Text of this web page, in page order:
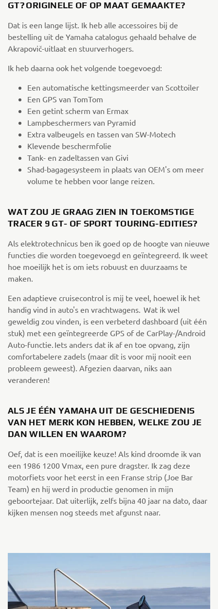
GT? ORIGINELE OF OP MAAT GEMAAKTE?
Dat is een lange lijst. Ik heb alle accessoires bij de
bestelling uit de Yamaha catalogus gehaald behalve de
Akrapovič-uitlaat en stuurverhogers.
Ik heb daarna ook het volgende toegevoegd:
Een automatische kettingsmeerder van Scottoiler
Een GPS van TomTom
Een getint scherm van Ermax
Lampbeschermers van Pyramid
Extra valbeugels en tassen van SW-Motech
Klevende beschermfolie
Tank- en zadeltassen van Givi
Shad-bagagesysteem in plaats van OEM's om meer
volume te hebben voor lange reizen.
WAT ZOU JE GRAAG ZIEN IN TOEKOMSTIGE
TRACER 9 GT- OF SPORT TOURING-EDITIES?
Als elektrotechnicus ben ik goed op de hoogte van nieuwe
functies die worden toegevoegd en geïntegreerd. Ik weet
hoe moeilijk het is om iets robuust en duurzaams te
maken.
Een adaptieve cruisecontrol is mij te veel, hoewel ik het
handig vind in auto's en vrachtwagens. Wat ik wel
geweldig zou vinden, is een verbeterd dashboard (uit één
stuk) met een geïntegreerde GPS of de CarPlay-/Android
Auto-functie. Iets anders dat ik af en toe opvang, zijn
comfortabelere zadels (maar dit is voor mij nooit een
probleem geweest). Afgezien daarvan, niks aan
veranderen!
ALS JE ÉÉN YAMAHA UIT DE GESCHIEDENIS
VAN HET MERK KON HEBBEN, WELKE ZOU JE
DAN WILLEN EN WAAROM?
Oef, dat is een moeilijke keuze! Als kind droomde ik van
een 1986 1200 Vmax, een pure dragster. Ik zag deze
motorfiets voor het eerst in een Franse strip (Joe Bar
Team) en hij werd in productie genomen in mijn
geboortejaar. Dat uiterlijk, zelfs bijna 40 jaar na dato, daar
kijken mensen nog steeds met afgunst naar.